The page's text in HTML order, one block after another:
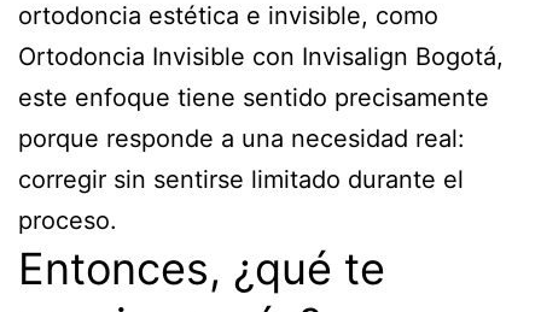
ortodoncia estética e invisible, como
Ortodoncia Invisible con Invisalign Bogotá,
este enfoque tiene sentido precisamente
porque responde a una necesidad real:
corregir sin sentirse limitado durante el
proceso.
Entonces, ¿qué te